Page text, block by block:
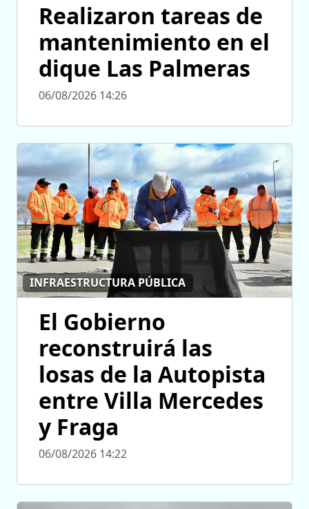
Realizaron tareas de
mantenimiento en el
dique Las Palmeras
06/08/2026 14:26
INFRAESTRUCTURA PÚBLICA
El Gobierno
reconstruirá las
losas de la Autopista
entre Villa Mercedes
y Fraga
06/08/2026 14:22